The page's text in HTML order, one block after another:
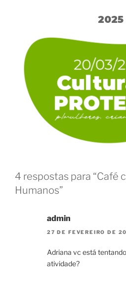
2025
4 respostas para “Café
Humanos”
admin
27 DE FEVEREIRO DE
Adriana vc está
atividade?